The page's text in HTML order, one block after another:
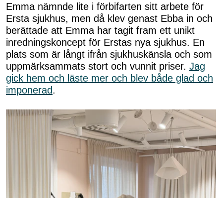
Emma nämnde lite i förbifarten sitt arbete för
Ersta sjukhus, men då klev genast Ebba in och
berättade att Emma har tagit fram ett unikt
inredningskoncept för Erstas nya sjukhus. En
plats som är långt ifrån sjukhuskänsla och som
uppmärksammats stort och vunnit priser. Jag
gick hem och läste mer och blev både glad och
imponerad.